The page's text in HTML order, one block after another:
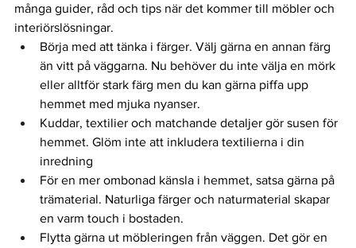
många guider, råd och tips när det kommer till möbler och
interiörslösningar.
Börja med att tänka i färger. Välj gärna en annan färg
än vitt på väggarna. Nu behöver du inte välja en mörk
eller alltför stark färg men du kan gärna piffa upp
hemmet med mjuka nyanser.
Kuddar, textilier och matchande detaljer gör susen för
hemmet. Glöm inte att inkludera textilierna i din
inredning
För en mer ombonad känsla i hemmet, satsa gärna på
trämaterial. Naturliga färger och naturmaterial skapar
en varm touch i bostaden.
Flytta gärna ut möbleringen från väggen. Det gör en